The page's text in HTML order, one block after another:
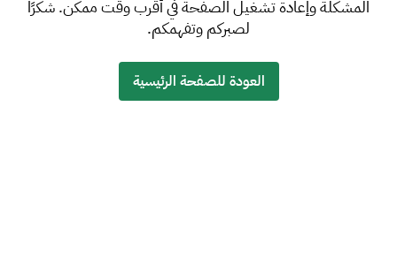
المشكلة وإعادة تشغيل الصفحة في أقرب وقت ممكن. شكرًا
لصبركم وتفهمكم.
العودة للصفحة الرئيسية